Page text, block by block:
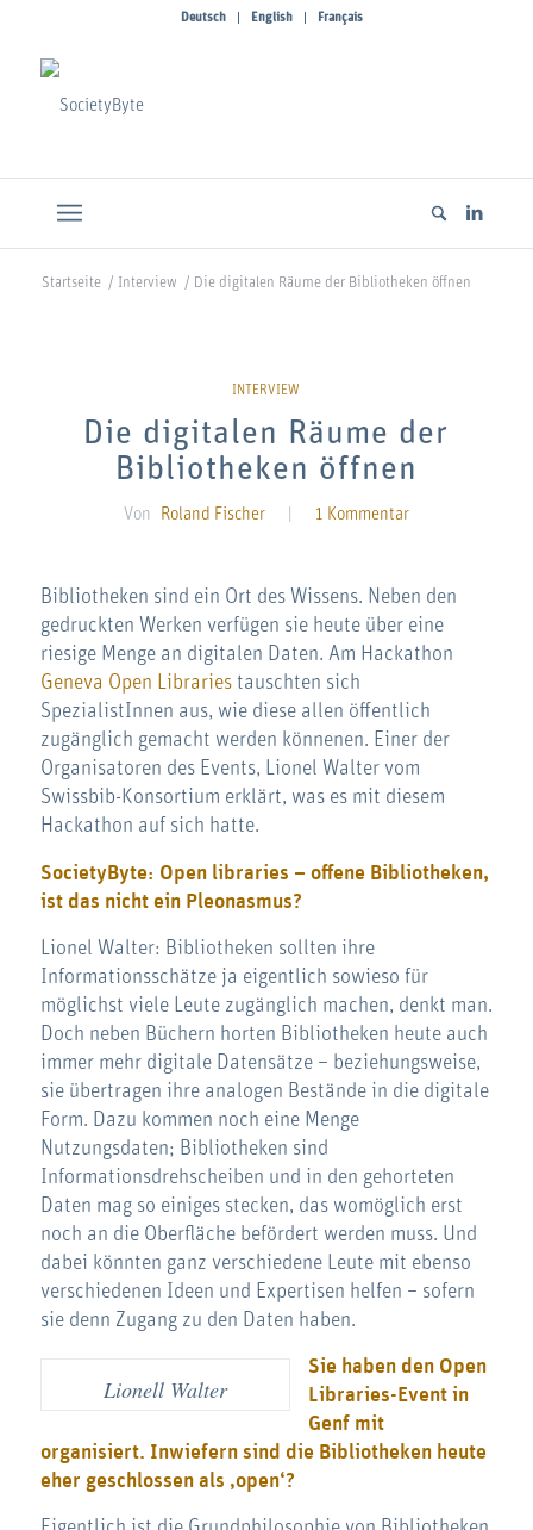
Deutsch English Français
Startseite / Interview / Die digitalen Räume der Bibliotheken öffnen
Die digitalen Räume der
Bibliotheken öffnen
Von Roland Fischer 1 Kommentar
Bibliotheken sind ein Ort des Wissens. Neben den
gedruckten Werken verfügen sie heute über eine
riesige Menge an digitalen Daten. Am Hackathon
Geneva Open Librariestauschten sich
SpezialistInnen aus, wie diese allen öffentlich
zugänglich gemacht werden könnenen. Einer der
Organisatoren des Events, Lionel Walter vom
Swissbib-Konsortium erklärt, was es mit diesem
Hackathon auf sich hatte.
SocietyByte: Open libraries – offene Bibliotheken,
ist das nicht ein Pleonasmus?
Lionel Walter: Bibliotheken sollten ihre
Informationsschätze ja eigentlich sowieso für
möglichst viele Leute zugänglich machen, denkt man.
Doch neben Büchern horten Bibliotheken heute auch
immer mehr digitale Datensätze – beziehungsweise,
sie übertragen ihre analogen Bestände in die digitale
Form. Dazu kommen noch eine Menge
Nutzungsdaten; Bibliotheken sind
Informationsdrehscheiben und in den gehorteten
Daten mag so einiges stecken, das womöglich erst
noch an die Oberfläche befördert werden muss. Und
dabei könnten ganz verschiedene Leute mit ebenso
verschiedenen Ideen und Expertisen helfen – sofern
sie denn Zugang zu den Daten haben.
Lionell Walter
Sie haben den Open
Libraries-Event in
Genf mit
organisiert. Inwiefern sind die Bibliotheken heute
eher geschlossen als ‚open‘?